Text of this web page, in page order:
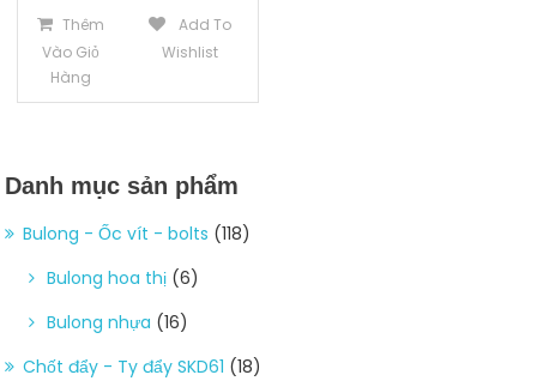
Thêm
Vào Giỏ
Hàng
Add To
Wishlist
Danh mục sản phẩm
Bulong - Ốc vít - bolts (118)
Bulong hoa thị (6)
Bulong nhựa (16)
Chốt đẩy - Ty đẩy SKD61 (18)